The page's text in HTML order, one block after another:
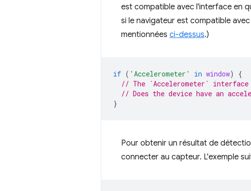
est compatible avec l'interface en
si le navigateur est compatible
mentionnées ci-dessus.)
if ( 'Accelerometer' in window)
{
// The `Accelerometer`
// Does the device have an
}
Pour obtenir un résultat de
connecter au capteur. L'exemple